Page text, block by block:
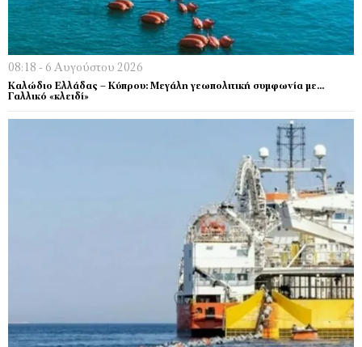
08:18 - 6 Αυγούστου 2026
Kαλώδιο Ελλάδας – Κύπρου: Μεγάλη γεωπολιτική συμφωνία με…
Γαλλικό «κλειδί»